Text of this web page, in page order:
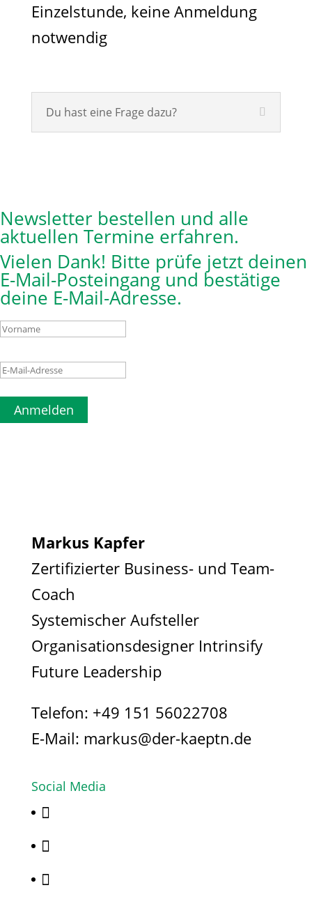
Einzelstunde, keine Anmeldung
notwendig
Du hast eine Frage dazu?
Newsletter bestellen und alle
aktuellen Termine erfahren.
Vielen Dank! Bitte prüfe jetzt deinen
E-Mail-Posteingang und bestätige
deine E-Mail-Adresse.
Anmelden
Markus Kapfer
Zertifizierter Business- und Team-
Coach
Systemischer Aufsteller
Organisationsdesigner Intrinsify
Future Leadership
Telefon: +49 151 56022708
E-Mail: markus@der-kaeptn.de
Social Media


